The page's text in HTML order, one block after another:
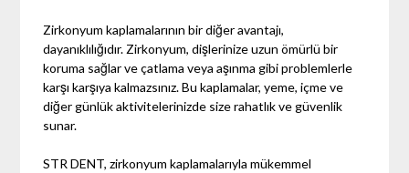
Zirkonyum kaplamalarının bir diğer avantajı,
dayanıklılığıdır. Zirkonyum, dişlerinize uzun ömürlü bir
koruma sağlar ve çatlama veya aşınma gibi problemlerle
karşı karşıya kalmazsınız. Bu kaplamalar, yeme, içme ve
diğer günlük aktivitelerinizde size rahatlık ve güvenlik
sunar.
STR DENT, zirkonyum kaplamalarıyla mükemmel